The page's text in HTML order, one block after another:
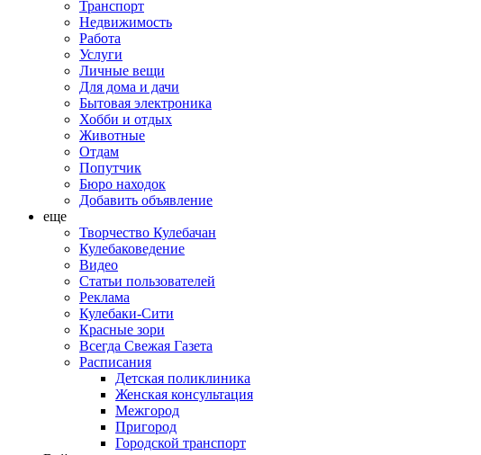
Транспорт
Недвижимость
Работа
Услуги
Личные вещи
Для дома и дачи
Бытовая электроника
Хобби и отдых
Животные
Отдам
Попутчик
Бюро находок
Добавить объявление
еще
Творчество Кулебачан
Кулебаковедение
Видео
Статьи пользователей
Реклама
Кулебаки-Сити
Красные зори
Всегда Свежая Газета
Расписания
Детская поликлиника
Женская консультация
Межгород
Пригород
Городской транспорт